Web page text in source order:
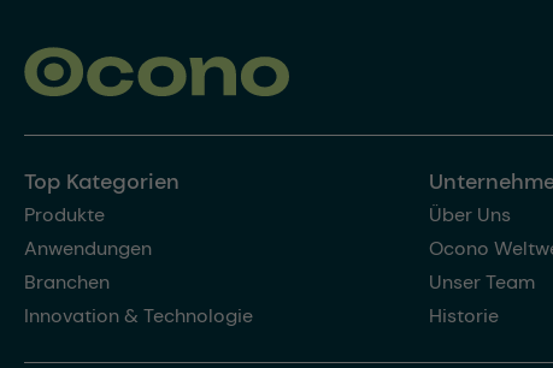
Top Kategorien
Produkte
Anwendungen
Branchen
Innovation & Technologie
Über Uns
Ocono
Unser Team
Historie